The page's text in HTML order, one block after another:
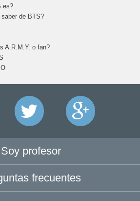
es?
de BTS?
A.R.M.Y. o fan?
Soy profesor
frecuentes